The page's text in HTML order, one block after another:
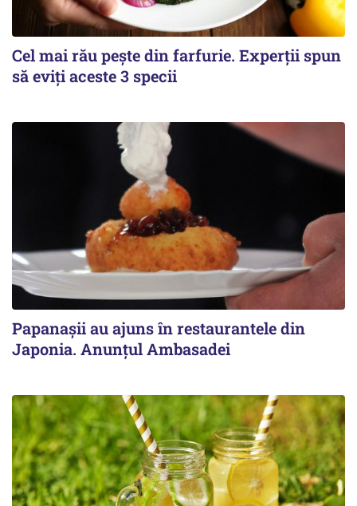
Cel mai rău pește din farfurie. Experții spun
să eviți aceste 3 specii
Papanașii au ajuns în restaurantele din
Japonia. Anunțul Ambasadei